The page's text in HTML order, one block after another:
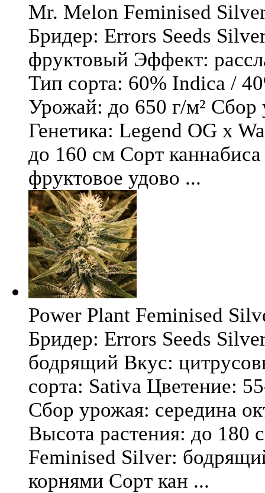
Mr. Melon Feminised
Бридер: Errors Seeds
фруктовый Эффект:
Тип сорта: 60% Indica /
Урожай: до 650 г/м² Сбор
Генетика: Legend OG x
до 160 см Сорт
фруктовое удово ...
Power Plant Feminised
Бридер: Errors Seeds
бодрящий Вкус:
сорта: Sativa Цветение:
Сбор урожая: середина
Высота растения: до 180
Feminised Silver:
корнями Сорт кан ...